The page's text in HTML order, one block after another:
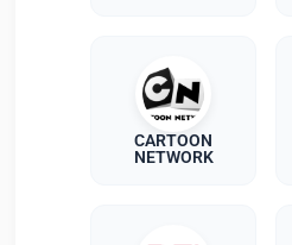
CARTOON
NETWORK